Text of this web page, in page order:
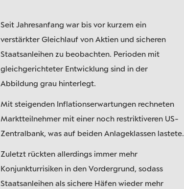
Seit Jahresanfang war bis vor kurzem ein
verstärkter Gleichlauf von Aktien und sicheren
Staatsanleihen zu beobachten. Perioden mit
gleichgerichteter Entwicklung sind in der
Abbildung grau hinterlegt.
Mit steigenden Inflationserwartungen rechneten
Marktteilnehmer mit einer noch restriktiveren US-
Zentralbank, was auf beiden Anlageklassen lastete.
Zuletzt rückten allerdings immer mehr
Konjunkturrisiken in den Vordergrund, sodass
Staatsanleihen als sichere Häfen wieder mehr